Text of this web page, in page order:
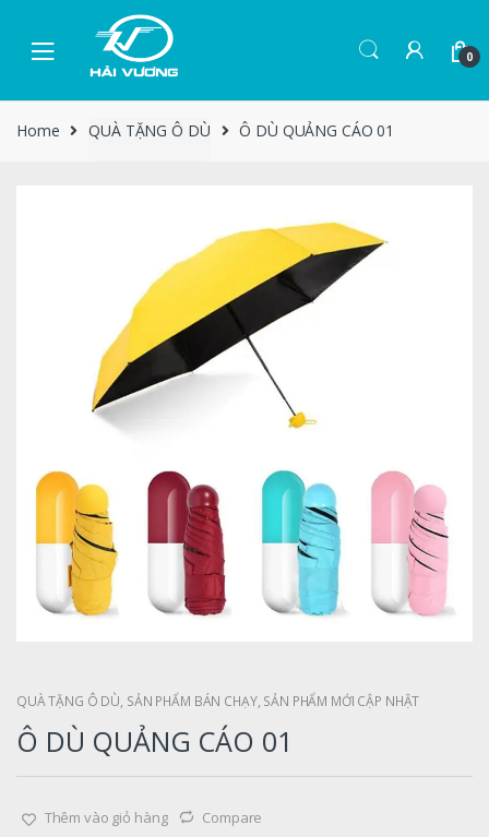
0
Home QUÀ TẶNG Ô DÙ Ô DÙ QUẢNG CÁO 01
QUÀ TẶNG Ô DÙ, SẢN PHẨM BÁN CHẠY, SẢN PHẨM MỚI CẬP NHẬT
Ô DÙ QUẢNG CÁO 01
Thêm vào giỏ hàng Compare